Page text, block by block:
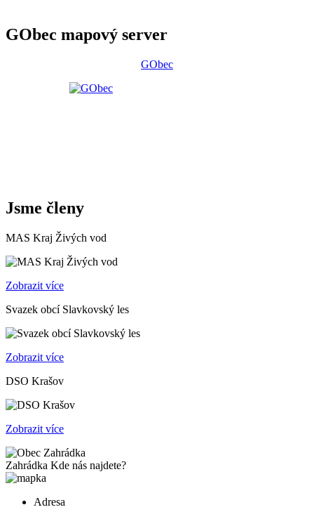
GObec mapový server
GObec
Jsme členy
MAS Kraj Živých vod
Zobrazit více
Svazek obcí Slavkovský les
Zobrazit více
DSO Krašov
Zobrazit více
Zahrádka Kde nás najdete?
Adresa